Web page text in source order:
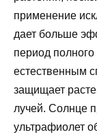
применение
дает больше
период
естественным
защищает
лучей. Солнце
ультрафиолет